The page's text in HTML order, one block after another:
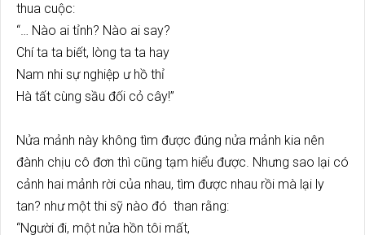
thua cuộc:
“… Nào ai tỉnh? Nào ai say?
Chí ta ta biết, lòng ta ta hay
Nam nhi sự nghiệp ư hồ thỉ
Hà tất cùng sầu đối cỏ cây!”
Nửa mảnh này không tìm được đúng nửa mảnh kia nên
đành chịu cô đơn thì cũng tạm hiểu được. Nhưng sao lại có
cảnh hai mảnh rời của nhau, tìm được nhau rồi mà lại ly
tan? như một thi sỹ nào đó than rằng:
“Người đi, một nửa hồn tôi mất,